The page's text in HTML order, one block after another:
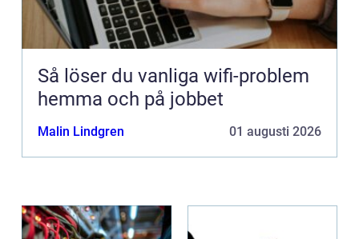
Så löser du vanliga wifi-problem
hemma och på jobbet
Malin Lindgren 01 augusti 2026